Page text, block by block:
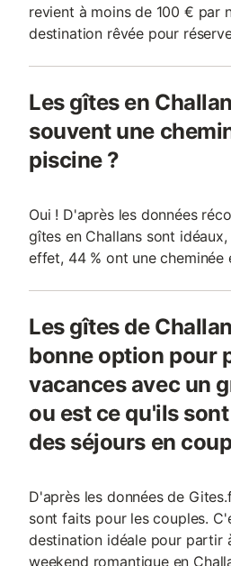
revient à moins de 100 € par
destination rêvée pour
Les gîtes en
souvent une
piscine ?
Oui ! D'après les données
gîtes en Challans sont
effet, 44 % ont une cheminée
Les gîtes de
bonne option pour
vacances avec un
ou est ce qu'ils
des séjours en
D'après les données de
sont faits pour les couples.
destination idéale pour partir
weekend romantique en